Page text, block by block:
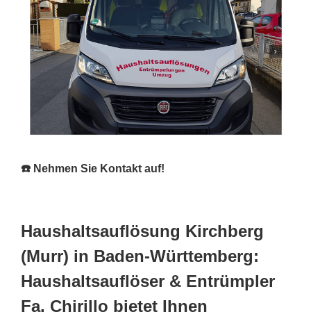
☎️ Nehmen Sie Kontakt auf!
Haushaltsauflösung Kirchberg
(Murr) in Baden-Württemberg:
Haushaltsauflöser & Entrümpler
Fa. Chirillo bietet Ihnen